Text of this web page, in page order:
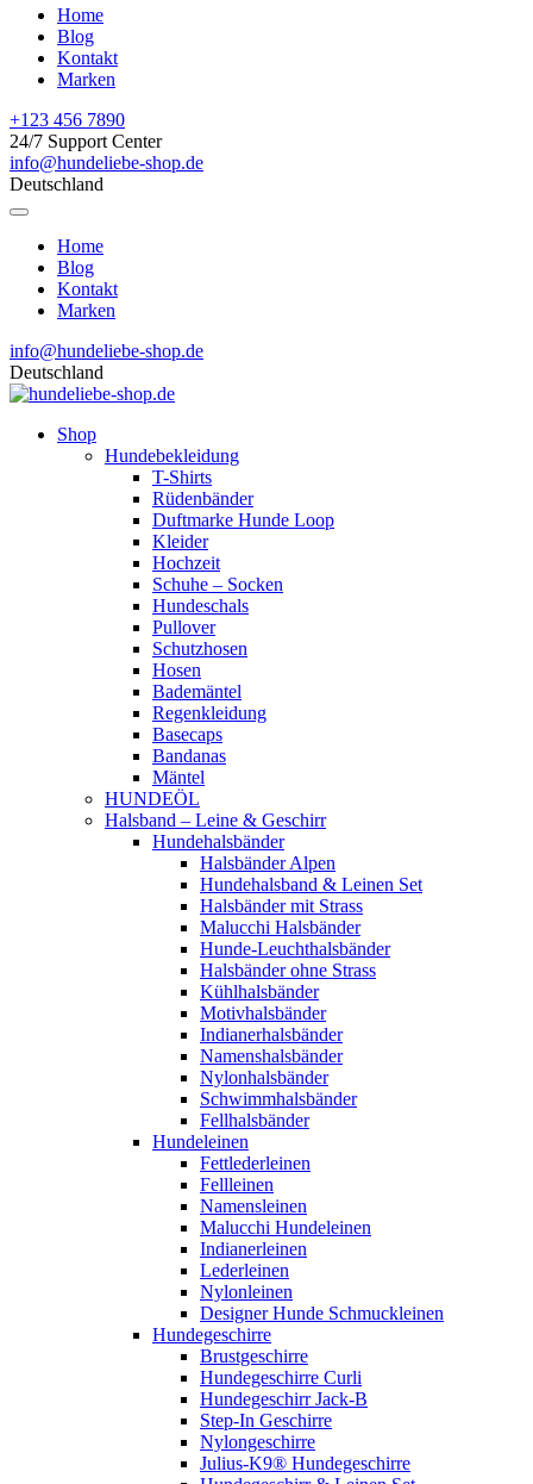
Home
Blog
Kontakt
Marken
+123 456 7890
24/7 Support Center
info@hundeliebe-shop.de
Deutschland
Home
Blog
Kontakt
Marken
info@hundeliebe-shop.de
Deutschland
Shop
Hundebekleidung
T-Shirts
Rüdenbänder
Duftmarke Hunde Loop
Kleider
Hochzeit
Schuhe – Socken
Hundeschals
Pullover
Schutzhosen
Hosen
Bademäntel
Regenkleidung
Basecaps
Bandanas
Mäntel
HUNDEÖL
Halsband – Leine & Geschirr
Hundehalsbänder
Halsbänder Alpen
Hundehalsband & Leinen Set
Halsbänder mit Strass
Malucchi Halsbänder
Hunde-Leuchthalsbänder
Halsbänder ohne Strass
Kühlhalsbänder
Motivhalsbänder
Indianerhalsbänder
Namenshalsbänder
Nylonhalsbänder
Schwimmhalsbänder
Fellhalsbänder
Hundeleinen
Fettlederleinen
Fellleinen
Namensleinen
Malucchi Hundeleinen
Indianerleinen
Lederleinen
Nylonleinen
Designer Hunde Schmuckleinen
Hundegeschirre
Brustgeschirre
Hundegeschirre Curli
Hundegeschirr Jack-B
Step-In Geschirre
Nylongeschirre
Julius-K9® Hundegeschirre